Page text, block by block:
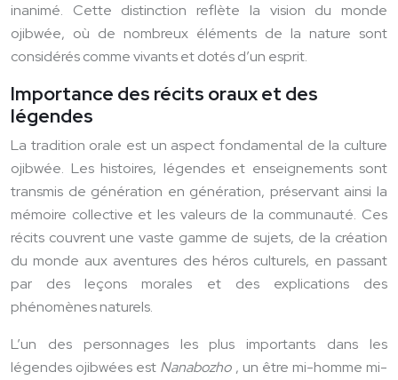
inanimé. Cette distinction reflète la vision du monde
ojibwée, où de nombreux éléments de la nature sont
considérés comme vivants et dotés d’un esprit.
Importance des récits oraux et des
légendes
La tradition orale est un aspect fondamental de la culture
ojibwée. Les histoires, légendes et enseignements sont
transmis de génération en génération, préservant ainsi la
mémoire collective et les valeurs de la communauté. Ces
récits couvrent une vaste gamme de sujets, de la création
du monde aux aventures des héros culturels, en passant
par des leçons morales et des explications des
phénomènes naturels.
L’un des personnages les plus importants dans les
légendes ojibwées est Nanabozho , un être mi-homme mi-